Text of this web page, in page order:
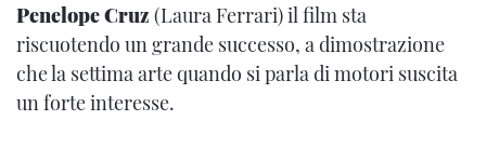
Penelope Cruz (Laura Ferrari) il film sta
riscuotendo un grande successo, a dimostrazione
che la settima arte quando si parla di motori suscita
un forte interesse.